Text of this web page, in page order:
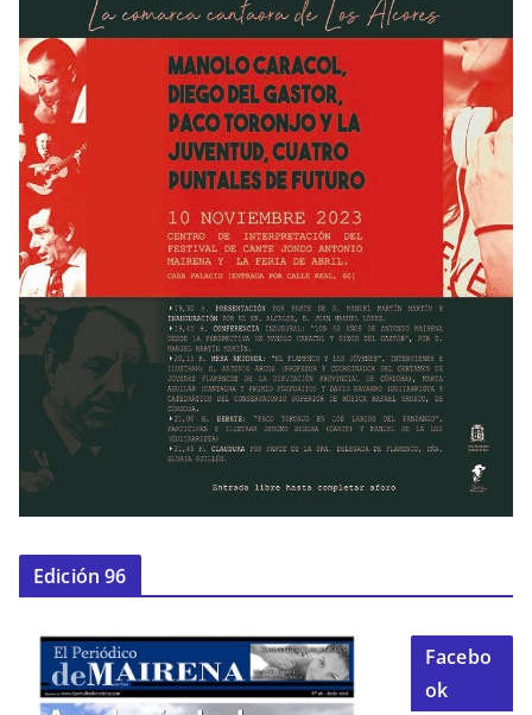
Edición 96
Facebo
ok